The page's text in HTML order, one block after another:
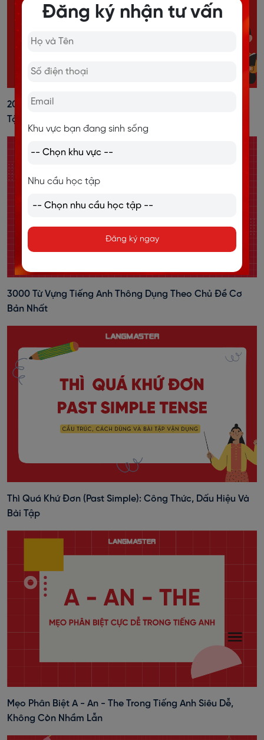
20+ Cách Đánh Trọng Âm Tiếng Anh Dễ Nhớ, Kèm Bài
Tập Vận Dụng
3000 Từ Vựng Tiếng Anh Thông Dụng Theo Chủ Đề Cơ
Bản Nhất
Thì Quá Khứ Đơn (past Simple): Công Thức, Dấu Hiệu Và
Bài Tập
Mẹo Phân Biệt A - An - The Trong Tiếng Anh Siêu Dễ,
Không Còn Nhầm Lẫn
Đăng ký nhận tư vấn
Khu vực bạn đang sinh sống
Nhu cầu học tập
Đăng ký ngay